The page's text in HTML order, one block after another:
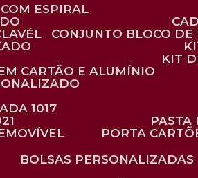
ESPIRAL
CONJUNTO BLOCO
KIT
CARTÃO E ALUMÍNIO
1017
PORTA
BOLSAS PERSONALIZADAS